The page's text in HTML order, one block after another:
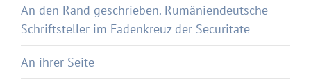
An den Rand geschrieben. Rumäniendeutsche
Schriftsteller im Fadenkreuz der Securitate
An ihrer Seite